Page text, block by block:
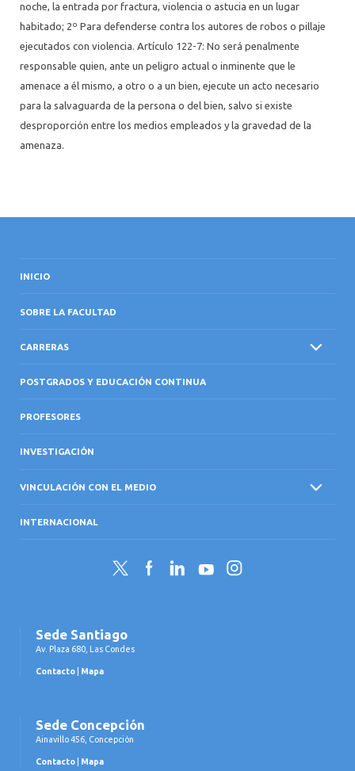
noche, la entrada por fractura, violencia o astucia en un lugar
habitado; 2º Para defenderse contra los autores de robos o pillaje
ejecutados con violencia. Artículo 122-7: No será penalmente
responsable quien, ante un peligro actual o inminente que le
amenace a él mismo, a otro o a un bien, ejecute un acto necesario
para la salvaguarda de la persona o del bien, salvo si existe
desproporción entre los medios empleados y la gravedad de la
amenaza.
INICIO
SOBRE LA FACULTAD
CARRERAS
POSTGRADOS Y EDUCACIÓN CONTINUA
PROFESORES
INVESTIGACIÓN
VINCULACIÓN CON EL MEDIO
INTERNACIONAL
Twitter FacebookLinkedInYouTubeInstagram
Sede Santiago
Av. Plaza 680, Las Condes
Contacto Mapa
Sede Concepción
Ainavillo 456, Concepción
Contacto Mapa